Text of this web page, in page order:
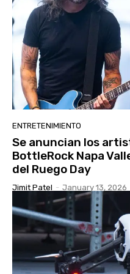
ENTRETENIMIENTO
Se anuncian los
BottleRock Napa
del Ruego Day
Jimit Patel - January 13, 2026